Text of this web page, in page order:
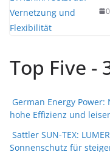
Top Five -
German Energy
hohe Effizienz und
Sattler SUN-TEX:
Sonnenschutz für